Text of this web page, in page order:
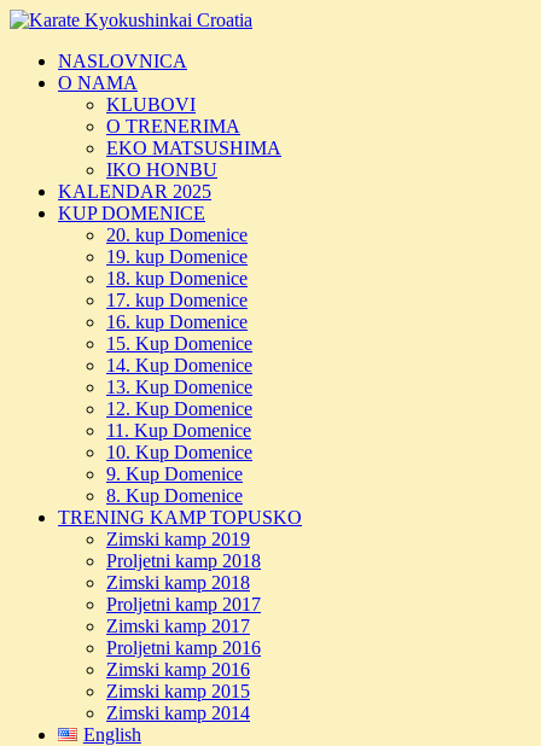
Skoči
sadržajaNASLOVNICA
O NAMA
KLUBOVI
O TRENERIMA
EKO MATSUSHIMA
IKO HONBU
KALENDAR 2025
KUP DOMENICE
20. kup Domenice
19. kup Domenice
18. kup Domenice
17. kup Domenice
16. kup Domenice
15. Kup Domenice
14. Kup Domenice
13. Kup Domenice
12. Kup Domenice
11. Kup Domenice
10. Kup Domenice
9. Kup Domenice
8. Kup Domenice
TRENING KAMP TOPUSKO
Zimski kamp 2019
Proljetni kamp 2018
Zimski kamp 2018
Proljetni kamp 2017
Zimski kamp 2017
Proljetni kamp 2016
Zimski kamp 2016
Zimski kamp 2015
Zimski kamp 2014
English